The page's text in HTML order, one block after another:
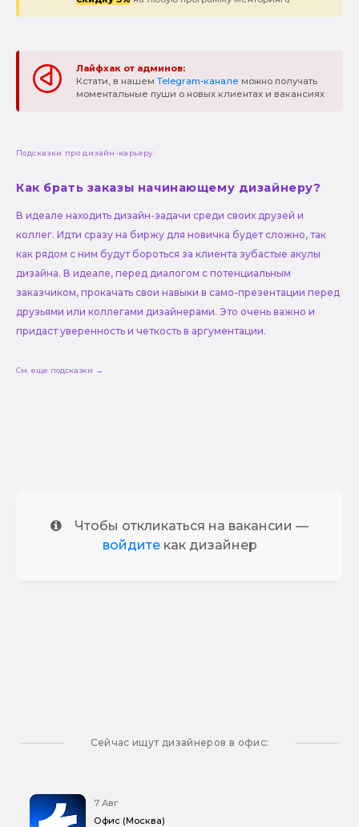
Лайфхак от админов:
Кстати, в нашем Telegram-канале можно получать
моментальные пуши о новых клиентах и вакансиях
Подсказки про дизайн-карьеру:
Как брать заказы начинающему дизайнеру?
В идеале находить дизайн-задачи среди своих друзей и
коллег. Идти сразу на биржу для новичка будет сложно, так
как рядом с ним будут бороться за клиента зубастые акулы
дизайна. В идеале, перед диалогом с потенциальным
заказчиком, прокачать свои навыки в само-презентации перед
друзьями или коллегами дизайнерами. Это очень важно и
придаст уверенность и четкость в аргументации.
См. еще подсказки →
Чтобы откликаться на вакансии —
войдитекак дизайнер
Сейчас ищут дизайнеров в офис:
7 Авг
Офис (Москва)